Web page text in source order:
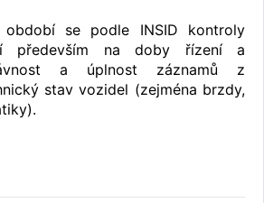
období se podle INSID kontroly
především na doby řízení a
a úplnost záznamů z
stav vozidel (zejména brzdy,